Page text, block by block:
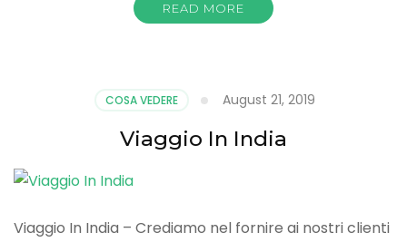
READ MORE
COSA VEDERE August 21, 2019
Viaggio In India
Viaggio In India – Crediamo nel fornire ai nostri clienti